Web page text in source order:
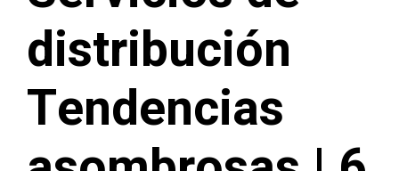
distribución
Tendencias